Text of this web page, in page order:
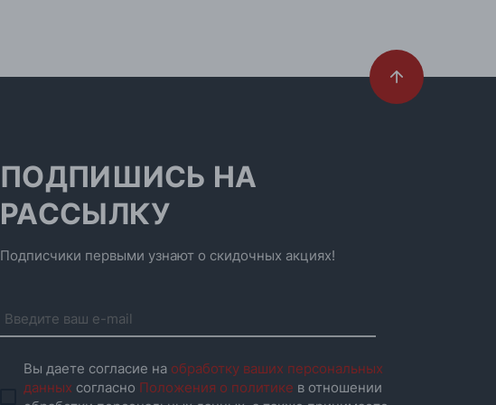
ПОДПИШИСЬ НА
РАССЫЛКУ
Подписчики первыми узнают о скидочных акциях!
Вы даете согласие на обработку ваших персональных
данных согласно Положения о политике в отношении